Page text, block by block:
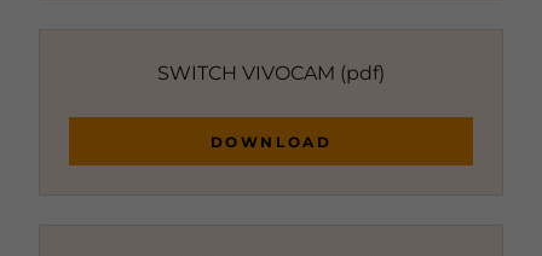
SWITCH VIVOCAM (pdf)
DOWNLOAD